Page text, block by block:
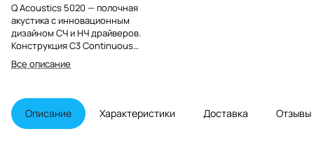
Q Acoustics 5020 — полочная
акустика с инновационным
дизайном СЧ и НЧ драйверов.
Конструкция C3 Continuous
Curved ConeTM в СЧ/НЧ
динамике обеспечивает более
частот с твитером и
превосходную динамику басов.
Все описание
Описание Характеристики Доставка Отзывы